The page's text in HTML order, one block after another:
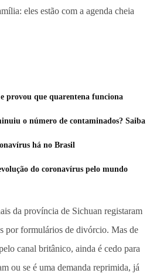
eles estão com a agenda cheia
provou que quarentena funciona
o número de contaminados? Saiba
há no Brasil
do coronavírus pelo mundo
da província de Sichuan registaram
por formulários de divórcio. Mas de
canal britânico, ainda é cedo para
ou se é uma demanda reprimida, já